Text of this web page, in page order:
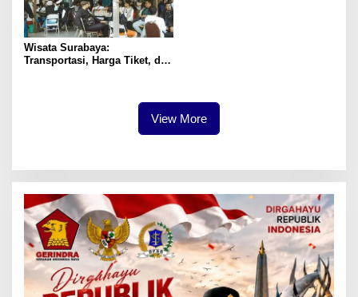
Wisata Surabaya:
Transportasi, Harga Tiket, dan
View More